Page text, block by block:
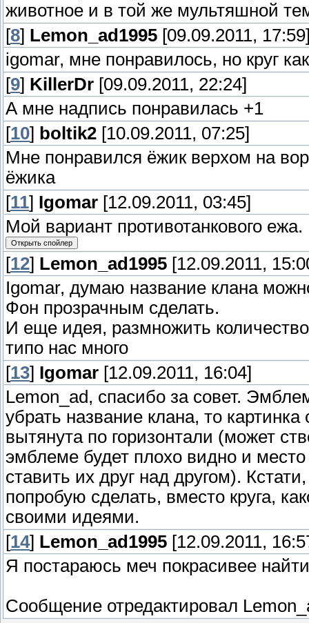
животное и в той же мультяшной
[8] Lemon_ad1995 [09.09.2011,
igomar, мне понравилось, но круг
[9] KillerDr [09.09.2011, 22:24]
А мне надпись понравилась +1
[10] boltik2 [10.09.2011, 07:25]
Мне понравился ёжик верхом на
ёжика
[11] Igomar [12.09.2011, 03:45]
Мой вариант противотанкового ежа.
[12] Lemon_ad1995 [12.09.2011,
Igomar, думаю название клана
Фон прозрачным сделать.
И еще идея, размножить
типо нас много
[13] Igomar [12.09.2011, 16:04]
Lemon_ad, спасибо за совет.
убрать название клана, то
вытянута по горизонтали (может
эмблеме будет плохо видно и
ставить их друг над другом).
попробую сделать, вместо круга,
своими идеями.
[14] Lemon_ad1995 [12.09.2011,
Я постараюсь меч покрасивее
Сообщение отредактировал